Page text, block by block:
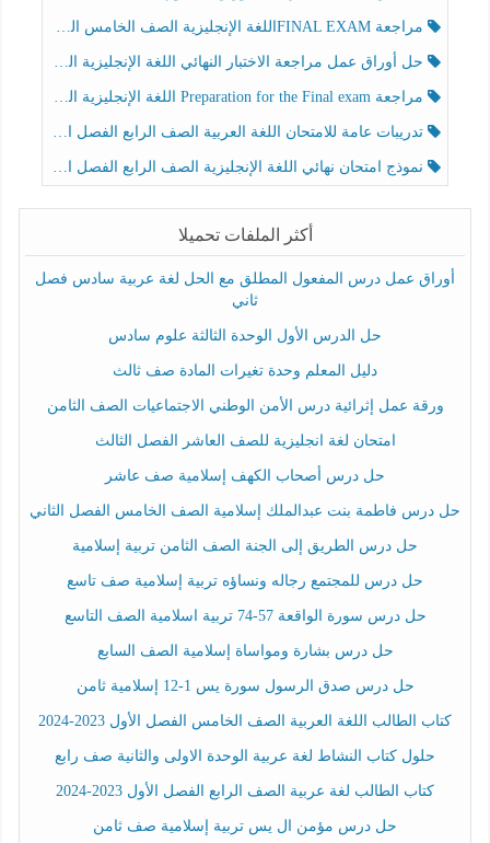
مراجعة FINAL EXAMاللغة الإنجليزية الصف الخامس الفصل الثالث
حل أوراق عمل مراجعة الاختبار النهائي اللغة الإنجليزية الصف الرابع الفصل الثالث
مراجعة Preparation for the Final exam اللغة الإنجليزية الصف الرابع الفصل الثالث
تدريبات عامة للامتحان اللغة العربية الصف الرابع الفصل الثالث
نموذج امتحان نهائي اللغة الإنجليزية الصف الرابع الفصل الثالث
أكثر الملفات تحميلا
أوراق عمل درس المفعول المطلق مع الحل لغة عربية سادس فصل
ثاني
حل الدرس الأول الوحدة الثالثة علوم سادس
دليل المعلم وحدة تغيرات المادة صف ثالث
ورقة عمل إثرائية درس الأمن الوطني الاجتماعيات الصف الثامن
امتحان لغة انجليزية للصف العاشر الفصل الثالث
حل درس أصحاب الكهف إسلامية صف عاشر
حل درس فاطمة بنت عبدالملك إسلامية الصف الخامس الفصل الثاني
حل درس الطريق إلى الجنة الصف الثامن تربية إسلامية
حل درس للمجتمع رجاله ونساؤه تربية إسلامية صف تاسع
حل درس سورة الواقعة 57-74 تربية اسلامية الصف التاسع
حل درس بشارة ومواساة إسلامية الصف السابع
حل درس صدق الرسول سورة يس 1-12 إسلامية ثامن
كتاب الطالب اللغة العربية الصف الخامس الفصل الأول 2023-2024
حلول كتاب النشاط لغة عربية الوحدة الاولى والثانية صف رابع
كتاب الطالب لغة عربية الصف الرابع الفصل الأول 2023-2024
حل درس مؤمن ال يس تربية إسلامية صف ثامن